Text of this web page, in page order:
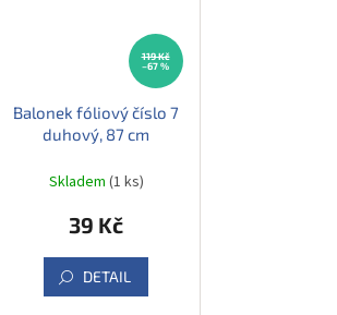
119 Kč
–67 %
Balonek fóliový číslo 7
duhový, 87 cm
Skladem (1 ks)
39 Kč
DETAIL